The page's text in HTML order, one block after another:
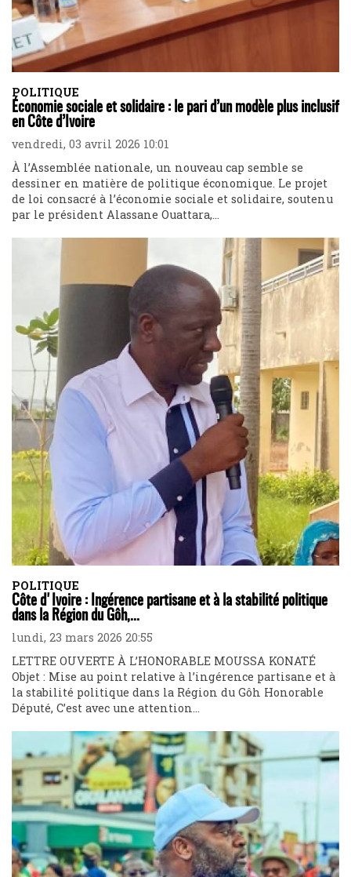
POLITIQUE
Économie sociale et solidaire : le pari d’un modèle plus inclusif
en Côte d’Ivoire
vendredi, 03 avril 2026 10:01
À l’Assemblée nationale, un nouveau cap semble se
dessiner en matière de politique économique. Le projet
de loi consacré à l’économie sociale et solidaire, soutenu
par le président Alassane Ouattara,...
POLITIQUE
Côte d'Ivoire : Ingérence partisane et à la stabilité politique
dans la Région du Gôh,...
lundi, 23 mars 2026 20:55
LETTRE OUVERTE À L’HONORABLE MOUSSA KONATÉ
Objet : Mise au point relative à l’ingérence partisane et à
la stabilité politique dans la Région du Gôh Honorable
Député, C’est avec une attention...